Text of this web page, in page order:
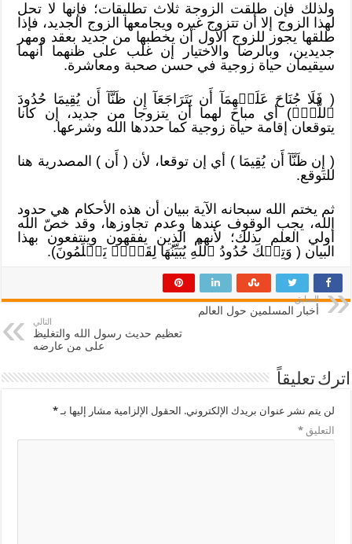
ولذلك فإن طلقت الزوجة ثلاث تطليقات؛ فإنها لا تحل
لهذا الزوج إلا أن تتزوج غيره ويجامعها الزوج الجديد، فإذا
طلقها يجوز للزوج الأول أن يخطبها من جديد بعقد ومهر
جديدين، وبالرضا والاختيار إن غلب على ظنهما أنهما
سيقيمان حياة زوجية في حسن صحبة ومعاشرة.
( فَلَا جُنَاحَ عَلَيۡهِمَآ أَن يَتَرَاجَعَآ إِن ظَنَّآ أَن يُقِيمَا حُدُودَ
ٱللَّهِۗ) أي مباح لهما أن يتزوجا من جديد، إن كانا
يتوقعان إقامة حياة زوجية كما حددها الله وشرعها.
( إِن ظَنَّآ أَن يُقِيمَا ) أي إن توقعا، لأن ( أَن ) المصدرية هنا
للتوقع.
ثم يختم الله سبحانه الآية ببيان أن هذه الأحكام هي حدود
الله، يجب الوقوف عندها وعدم تجاوزها، وقد خصّ الله
أولي العلم بذلك؛ لأنهم الذين يفقهون وينتفعون بهذا
البيان ( وَتِلۡكَ حُدُودُ ٱللَّهِ يُبَيِّنُهَا لِقَوۡمٖ يَعۡلَمُونَ).
السابق
أخبار المسلمين حول العالم
التالي
تعظيم حديث رسول الله والتغليظ
على من عارضه
اترك تعليقاً
لن يتم نشر عنوان بريدك الإلكتروني. الحقول الإلزامية مشار إليها بـ*
التعليق*